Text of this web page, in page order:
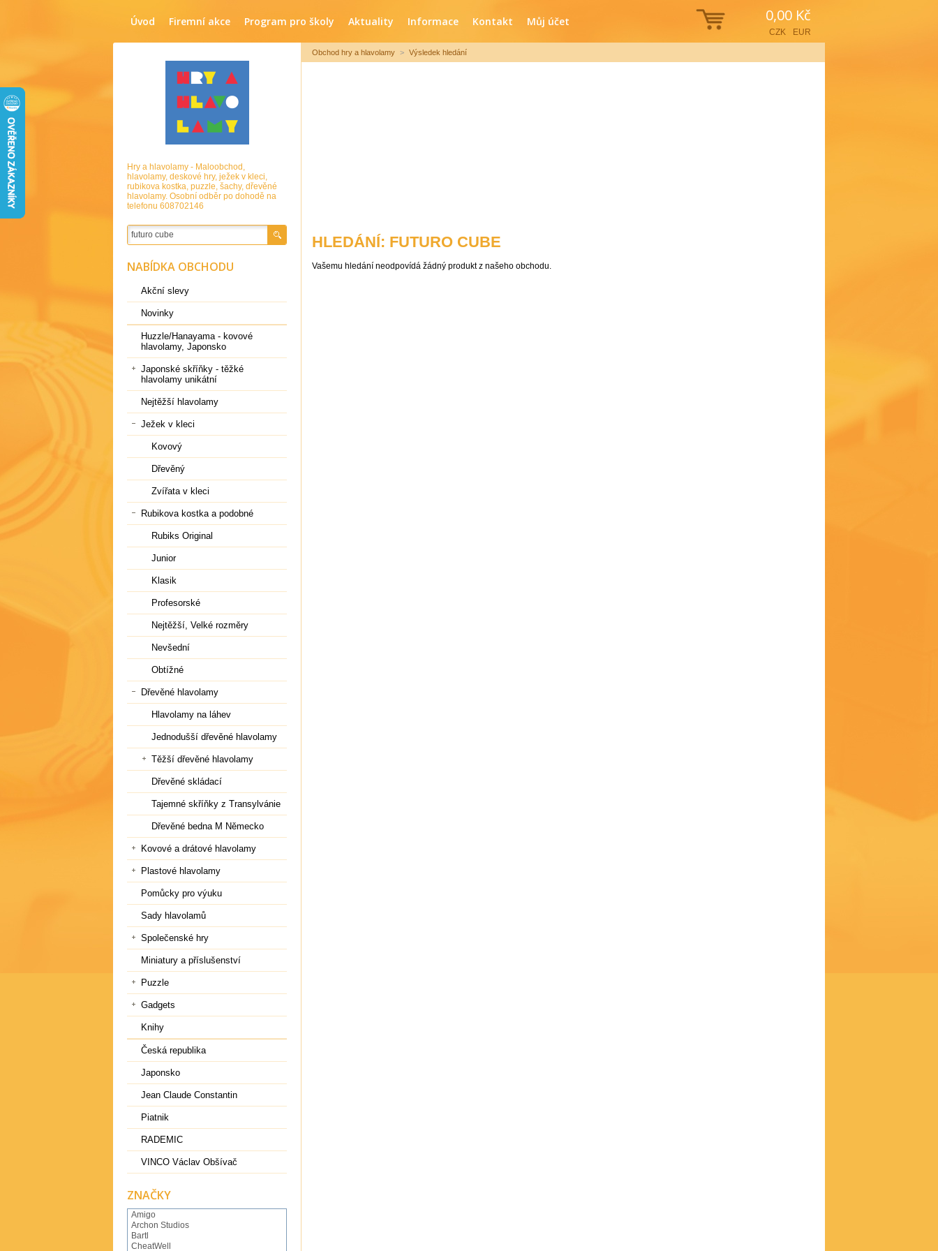
0,00 Kč
CZK EUR
Úvod Firemní akce Program pro školy Aktuality Informace Kontakt Můj účet
Obchod hry a hlavolamy > Výsledek hledání
HLEDÁNÍ: FUTURO CUBE
Vašemu hledání neodpovídá žádný produkt z našeho obchodu.
Hry a hlavolamy - Maloobchod,
hlavolamy, deskové hry, ježek v kleci,
rubikova kostka, puzzle, šachy, dřevěné
hlavolamy. Osobní odběr po dohodě na
telefonu 608702146
NABÍDKA OBCHODU
Akční slevy
Novinky
Huzzle/Hanayama - kovové
hlavolamy, Japonsko
Japonské skříňky - těžké
hlavolamy unikátní
Nejtěžší hlavolamy
Ježek v kleci
Kovový
Dřevěný
Zvířata v kleci
Rubikova kostka a podobné
Rubiks Original
Junior
Klasik
Profesorské
Nejtěžší, Velké rozměry
Nevšední
Obtížné
Dřevěné hlavolamy
Hlavolamy na láhev
Jednodušší dřevěné hlavolamy
Těžší dřevěné hlavolamy
Dřevěné skládací
Tajemné skříňky z Transylvánie
Dřevěné bedna M Německo
Kovové a drátové hlavolamy
Plastové hlavolamy
Pomůcky pro výuku
Sady hlavolamů
Společenské hry
Miniatury a příslušenství
Puzzle
Gadgets
Knihy
Česká republika
Japonsko
Jean Claude Constantin
Piatnik
RADEMIC
VINCO Václav Obšívač
ZNAČKY
Amigo
Archon Studios
Bartl
CheatWell